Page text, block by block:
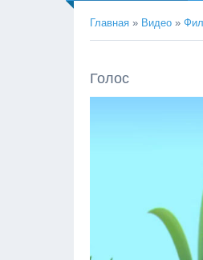
Главная » Видео »
Голос